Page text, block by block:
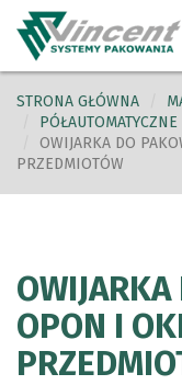
STRONA GŁÓWNA
PÓŁAUTOMATYCZNE
OWIJARKA DO
PRZEDMIOTÓW
OPON I